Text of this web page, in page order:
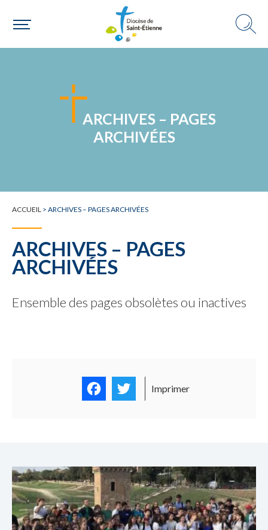
DANS LE DIOCÈSE
Une paroisse
Une personne
Un mouvement
Choisir ma paroisse par commune
ARCHIVES – PAGES
ARCHIVÉES
ACCUEIL > ARCHIVES – PAGES ARCHIVÉES
ARCHIVES – PAGES
ARCHIVÉES
Ensemble des pages obsolètes ou inactives
FacebookTwitter
Imprimer